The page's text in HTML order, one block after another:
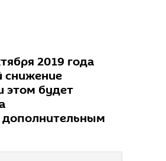
2019 года
снижение
этом будет
дополнительным